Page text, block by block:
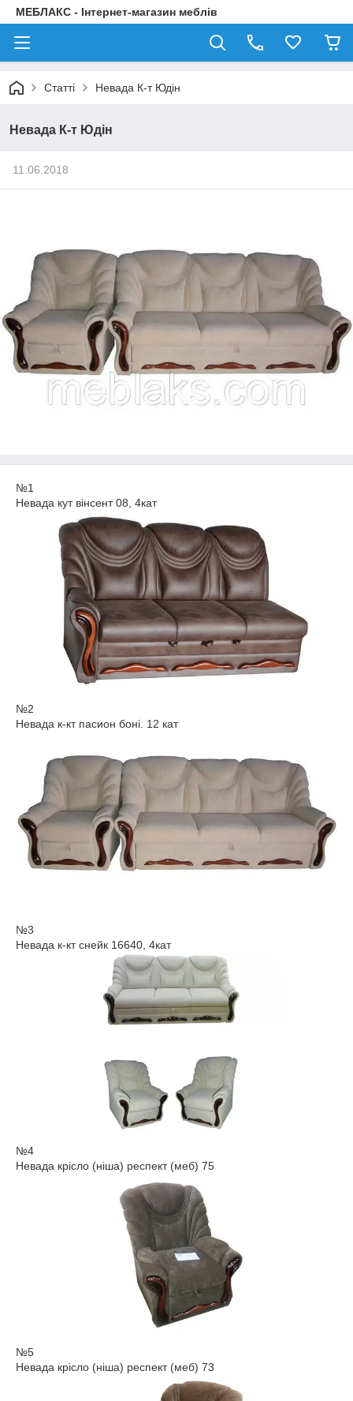
МЕБЛАКС - Інтернет-магазин меблів
Статті Невада К-т Юдін
Невада К-т Юдін
11.06.2018
№1
Невада кут вінсент 08, 4кат
№2
Невада к-кт пасион боні. 12 кат
№3
Невада к-кт снейк 16640, 4кат
№4
Невада крісло (ніша) респект (меб) 75
№5
Невада крісло (ніша) респект (меб) 73